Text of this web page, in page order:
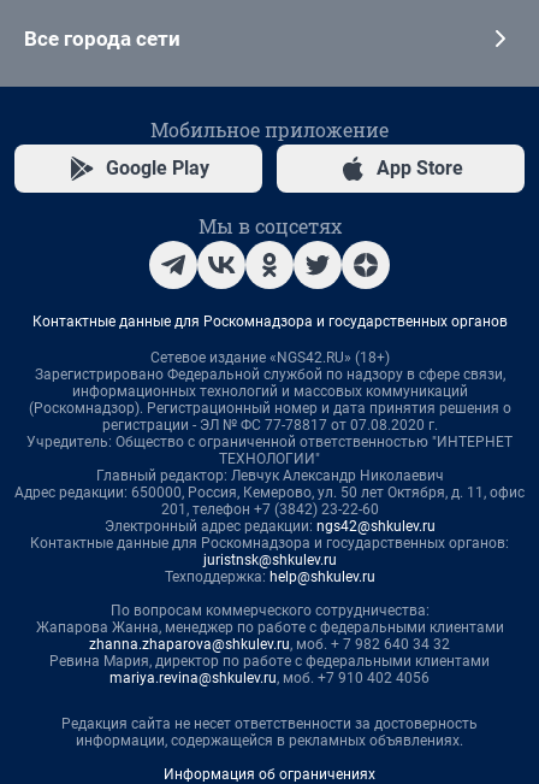
Все города сети
Мобильное приложение
Google Play App Store
Мы в соцсетях
Контактные данные для Роскомнадзора и государственных органов
Сетевое издание «NGS42.RU» (18+)
Зарегистрировано Федеральной службой по надзору в сфере связи,
информационных технологий и массовых коммуникаций
(Роскомнадзор). Регистрационный номер и дата принятия решения о
регистрации - ЭЛ № ФС 77-78817 от 07.08.2020 г.
Учредитель: Общество с ограниченной ответственностью "ИНТЕРНЕТ
ТЕХНОЛОГИИ"
Главный редактор: Левчук Александр Николаевич
Адрес редакции: 650000, Россия, Кемерово, ул. 50 лет Октября, д. 11, офис
201, телефон +7 (3842) 23-22-60
Электронный адрес редакции: ngs42@shkulev.ru
Контактные данные для Роскомнадзора и государственных органов:
juristnsk@shkulev.ru
Техподдержка: help@shkulev.ru
По вопросам коммерческого сотрудничества:
Жапарова Жанна, менеджер по работе с федеральными клиентами
zhanna.zhaparova@shkulev.ru, моб. + 7 982 640 34 32
Ревина Мария, директор по работе с федеральными клиентами
mariya.revina@shkulev.ru, моб. +7 910 402 4056
Редакция сайта не несет ответственности за достоверность
информации, содержащейся в рекламных объявлениях.
Информация об ограничениях